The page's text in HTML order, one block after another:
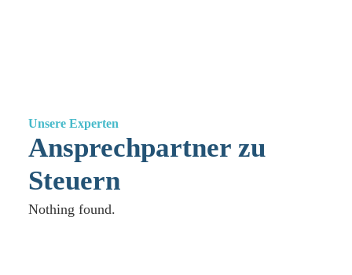
Unsere Experten
Ansprechpartner zu
Steuern
Nothing found.